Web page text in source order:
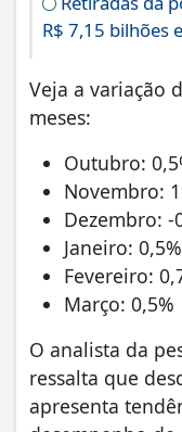
R$ 7,15 bilhões
Veja a variação
meses:
Outubro:
Novembro:
Dezembro: -
Janeiro: 0,5%
Fevereiro:
Março: 0,5%
O analista da
ressalta que
apresenta